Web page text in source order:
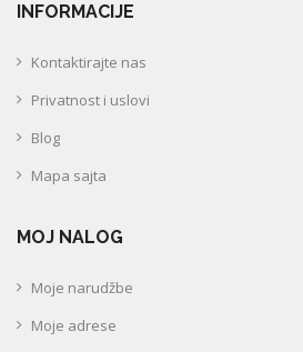
INFORMACIJE
Kontaktirajte nas
Privatnost i uslovi
Blog
Mapa sajta
MOJ NALOG
Moje narudžbe
Moje adrese